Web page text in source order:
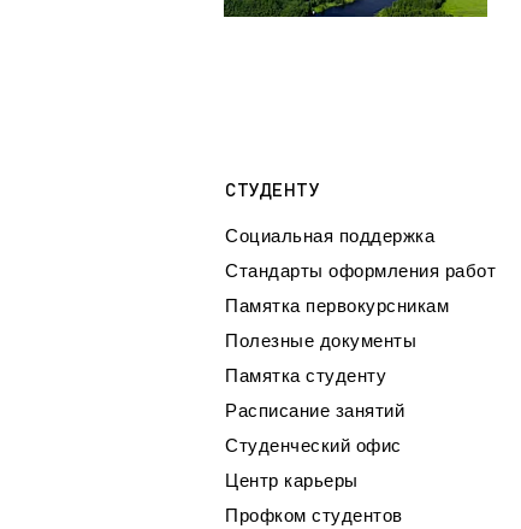
СТУДЕНТУ
Социальная поддержка
Стандарты оформления работ
Памятка первокурсникам
Полезные документы
Памятка студенту
Расписание занятий
Студенческий офис
Центр карьеры
Профком студентов